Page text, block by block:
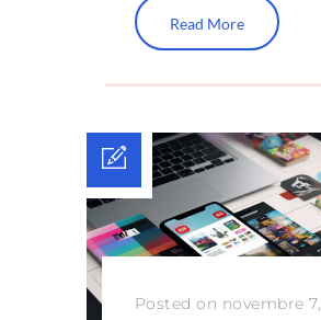
Read More
Posted on novembre 7,